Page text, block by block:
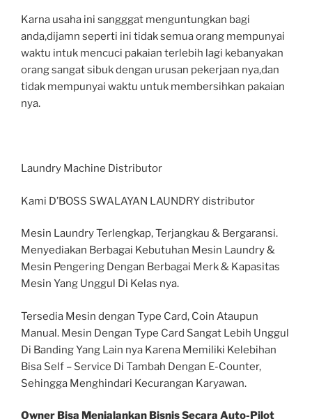
Karna usaha ini sangggat menguntungkan bagi
anda,dijamn seperti ini tidak semua orang mempunyai
waktu intuk mencuci pakaian terlebih lagi kebanyakan
orang sangat sibuk dengan urusan pekerjaan nya,dan
tidak mempunyai waktu untuk membersihkan pakaian
nya.
Laundry Machine Distributor
Kami D’BOSS SWALAYAN LAUNDRY distributor
Mesin Laundry Terlengkap, Terjangkau & Bergaransi.
Menyediakan Berbagai Kebutuhan Mesin Laundry &
Mesin Pengering Dengan Berbagai Merk & Kapasitas
Mesin Yang Unggul Di Kelas nya.
Tersedia Mesin dengan Type Card, Coin Ataupun
Manual. Mesin Dengan Type Card Sangat Lebih Unggul
Di Banding Yang Lain nya Karena Memiliki Kelebihan
Bisa Self – Service Di Tambah Dengan E-Counter,
Sehingga Menghindari Kecurangan Karyawan.
Owner Bisa Menjalankan Bisnis Secara Auto-Pilot